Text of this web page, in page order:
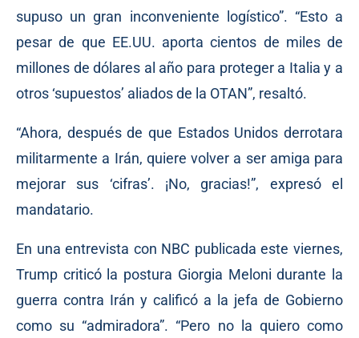
supuso un gran inconveniente logístico”. “Esto a
pesar de que EE.UU. aporta cientos de miles de
millones de dólares al año para proteger a Italia y a
otros ‘supuestos’ aliados de la OTAN”, resaltó.
“Ahora, después de que Estados Unidos derrotara
militarmente a Irán, quiere volver a ser amiga para
mejorar sus ‘cifras’. ¡No, gracias!”, expresó el
mandatario.
En una entrevista con NBC publicada este viernes,
Trump criticó la postura Giorgia Meloni durante la
guerra contra Irán y calificó a la jefa de Gobierno
como su “admiradora”. “Pero no la quiero como